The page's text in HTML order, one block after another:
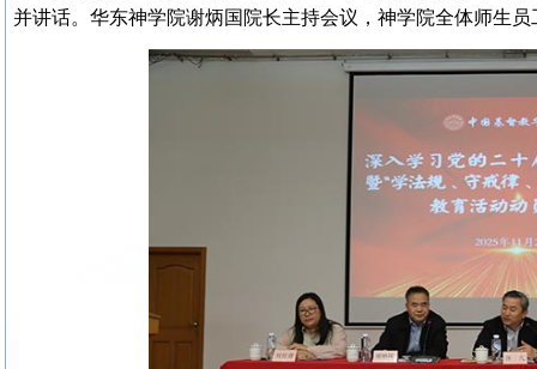
并讲话。华东神学院谢炳国院长主持会议，神学院全体师生